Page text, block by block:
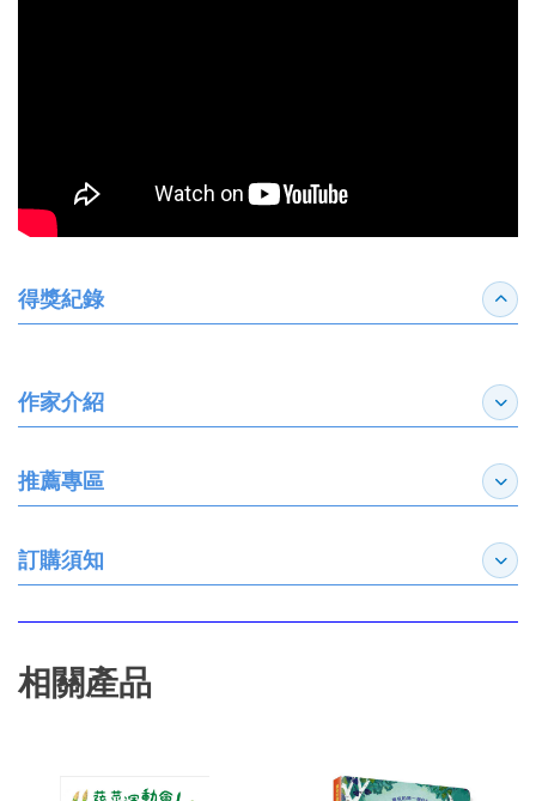
得獎紀錄 收合
作家介紹 展開
推薦專區 展開
訂購須知 展開
相關產品